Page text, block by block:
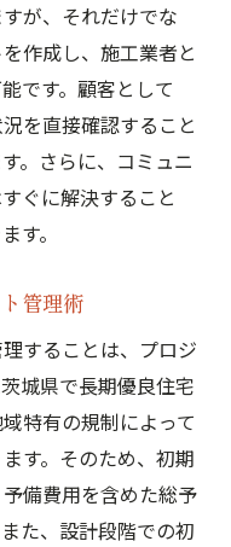
が、それだけでな
作成し、施工業者と
です。顧客として
を直接確認すること
。さらに、コミュニ
ぐに解決すること
す。
管理術
することは、プロジ
城県で長期優良住宅
特有の規制によって
す。そのため、初期
備費用を含めた総予
た、設計段階での初